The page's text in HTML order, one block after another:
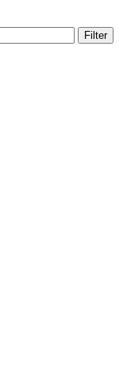
Filter